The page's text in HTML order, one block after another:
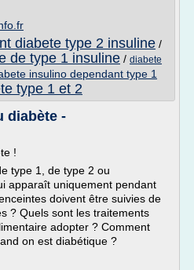
diabete type 2 insuline /
de type 1 insuline / diabete
insulino dependant type 1
type 1 et 2
diabète -
!
type 1, de type 2 ou
apparaît uniquement pendant
doivent être suivies de
? Quels sont les traitements
adopter ? Comment
on est diabétique ?